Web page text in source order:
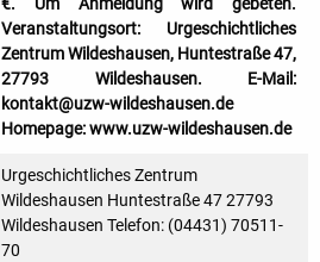
€. Um Anmeldung wird gebeten.
Veranstaltungsort: Urgeschichtliches
Zentrum Wildeshausen, Huntestraße 47,
27793 Wildeshausen. E-Mail:
kontakt@uzw-wildeshausen.de
Homepage: www.uzw-wildeshausen.de
Urgeschichtliches Zentrum
Wildeshausen Huntestraße 47 27793
Wildeshausen Telefon: (04431) 70511-
70